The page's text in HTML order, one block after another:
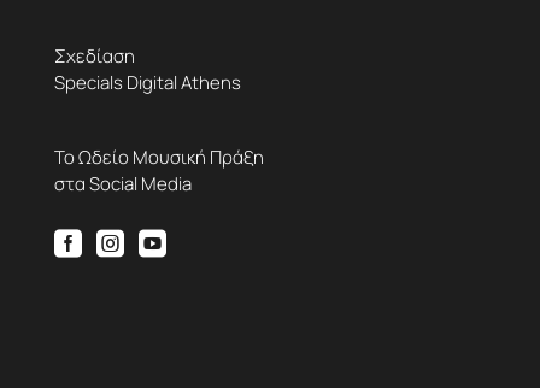
Σχεδίαση
Specials Digital Athens
Το Ωδείο Μουσική Πράξη
στα Social Media
  